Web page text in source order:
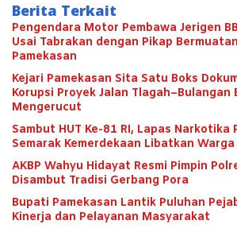
Berita Terkait
Pengendara Motor Pembawa Jerigen
Usai Tabrakan dengan Pikap
Pamekasan
Kejari Pamekasan Sita Satu Boks
Korupsi Proyek Jalan Tlagah–Bulangan
Mengerucut
Sambut HUT Ke-81 RI, Lapas Narkotika
Semarak Kemerdekaan Libatkan Warga
AKBP Wahyu Hidayat Resmi Pimpin
Disambut Tradisi Gerbang Pora
Bupati Pamekasan Lantik Puluhan
Kinerja dan Pelayanan Masyarakat